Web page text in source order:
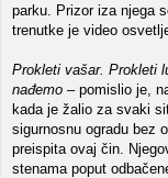
parku. Prizor iza njega
trenutke je video
Prokleti vašar. Prokleti
nađemo – pomislio je,
kada je žalio za svaki
sigurnosnu ogradu bez
preispita ovaj čin.
stenama poput